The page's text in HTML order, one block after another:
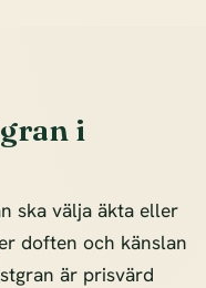
i
ska välja äkta eller
doften och känslan
är prisvärd